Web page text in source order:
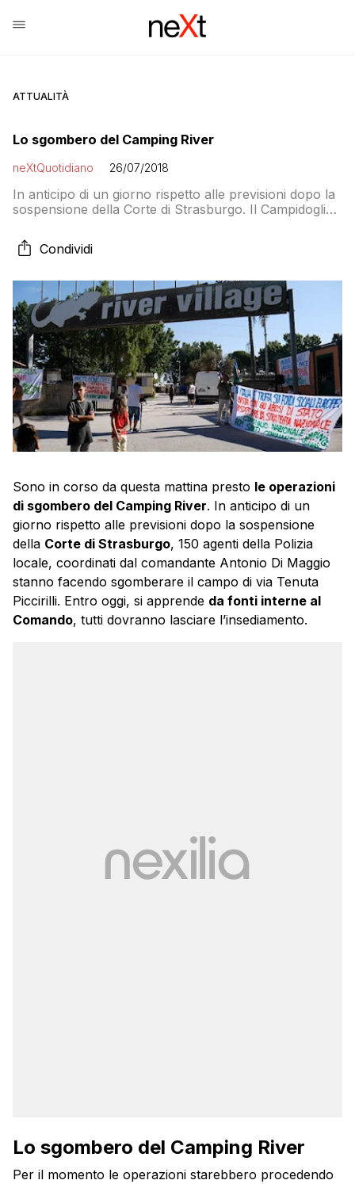
ATTUALITÀ
Lo sgombero del Camping River
neXtQuotidiano 26/07/2018
In anticipo di un giorno rispetto alle previsioni dopo la
sospensione della Corte di Strasburgo. Il Campidoglio
servizi sociali di Roma Capitale
Condividi
Sono in corso da questa mattina presto le operazioni
di sgombero del Camping River. In anticipo di un
giorno rispetto alle previsioni dopo la sospensione
della Corte di Strasburgo, 150 agenti della Polizia
locale, coordinati dal comandante Antonio Di Maggio
stanno facendo sgomberare il campo di via Tenuta
Piccirilli. Entro oggi, si apprende da fonti interne al
Comando, tutti dovranno lasciare l’insediamento.
Lo sgombero del Camping River
Per il momento le operazioni starebbero procedendo